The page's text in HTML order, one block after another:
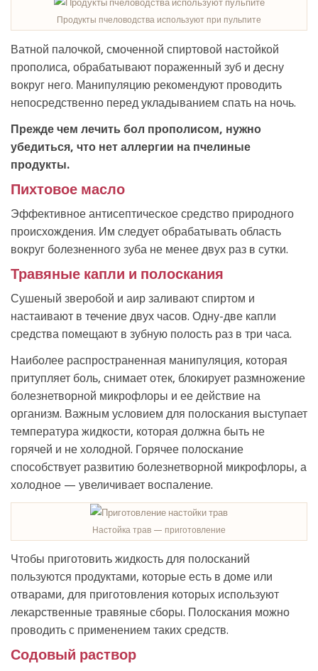
Продукты пчеловодства используют при пульпите
Ватной палочкой, смоченной спиртовой настойкой
прополиса, обрабатывают пораженный зуб и десну
вокруг него. Манипуляцию рекомендуют проводить
непосредственно перед укладыванием спать на ночь.
Прежде чем лечить бол прополисом, нужно
убедиться, что нет аллергии на пчелиные
продукты.
Пихтовое масло
Эффективное антисептическое средство природного
происхождения. Им следует обрабатывать область
вокруг болезненного зуба не менее двух раз в сутки.
Травяные капли и полоскания
Сушеный зверобой и аир заливают спиртом и
настаивают в течение двух часов. Одну-две капли
средства помещают в зубную полость раз в три часа.
Наиболее распространенная манипуляция, которая
притупляет боль, снимает отек, блокирует размножение
болезнетворной микрофлоры и ее действие на
организм. Важным условием для полоскания выступает
температура жидкости, которая должна быть не
горячей и не холодной. Горячее полоскание
способствует развитию болезнетворной микрофлоры, а
холодное — увеличивает воспаление.
Настойка трав — приготовление
Чтобы приготовить жидкость для полосканий
пользуются продуктами, которые есть в доме или
отварами, для приготовления которых используют
лекарственные травяные сборы. Полоскания можно
проводить с применением таких средств.
Содовый раствор